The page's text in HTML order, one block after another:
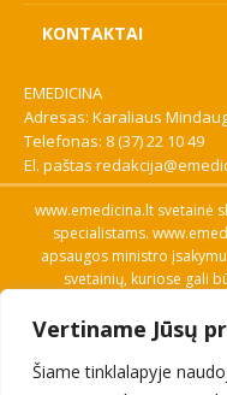
Vertiname Jūsų
Šiame tinklalapyje
KONTAKTAI
EMEDICINA
Adresas: Karaliaus
Telefonas: 8 (37) 22 10 49
El. paštas
www.emedicina.lt svetainė
specialistams.
apsaugos ministro
svetainių, kuriose gali
savo profesinę kvalifikaciją.
pagalbos priemonių
priežiūros ar